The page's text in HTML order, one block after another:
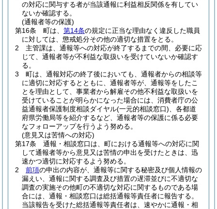
の対応に関与する者が当該通報に利益相反関係を有してい
ないか確認する。
(通報者等の保護)
第16条
町は、 第14条の規定に正当な理由なく違反した職員
に対しては、懲戒処分その他の適切な措置をとる。
2
主管課は、通報等への対応が終了するまでの間、必要に応
じて、通報者等が不利益な取扱いを受けていないか確認す
る。
3
町は、通報対応の終了後においても、通報者からの相談等
に適切に対応するとともに、通報者等が、通報等をしたこ
とを理由として、事業者から解雇その他不利益な取扱いを
受けていることが明らかになった場合には、消費者庁の公
益通報者保護制度相談ダイヤル(一元的相談窓口) 、各都道
府県労働局等を紹介するなど、通報者等の保護に係る必要
なフォローアップを行うよう努める。
(意見又は苦情への対応)
第17条
通報・相談窓口は、町における通報等への対応に関
して通報者等から意見又は苦情の申出を受けたときは、迅
速かつ適切に対応するよう努める。
2
前項の申出の内容が、通報等に関する秘密及び個人情報の
漏えい、通報に関する調査及び措置の遅滞並びに不適切な
調査の実施その他町の不適切な対応に関するものである場
合には、通報・相談窓口は総括通報等責任者に報告する。
当該報告を受けた総括通報等責任者は、速やかに通報・相